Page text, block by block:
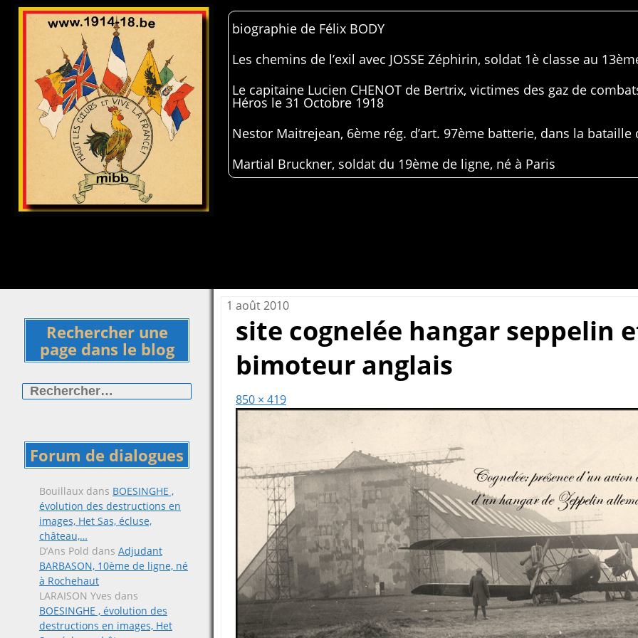
biographie de Félix BODY
Les chemins de l’exil avec JOSSE Zéphirin, soldat 1è classe au
Le capitaine Lucien CHENOT de Bertrix, victimes des gaz de
Héros le 31 Octobre 1918
Nestor Maitrejean, 6ème rég. d’art. 97ème batterie, dans la bataille
Martial Bruckner, soldat du 19ème de ligne, né à Paris
Rechercher une
page dans le blog
Forum de dialogues
Bouillaux dans BOESINGHE ,
évolution des destructions en
images, Het Sas, écluse,
château,…
D’Ans Pold dans Adjudant
BARBASON, 10ème de ligne, né
à Rochehaut
LARAISON Yves dans
BOESINGHE , évolution des
destructions en images, Het
1 août 2010
site cognelée hangar seppelin
bimoteur anglais
850 × 419